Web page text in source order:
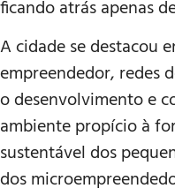
ficando atrás apenas
A cidade se destacou
empreendedor, redes
o desenvolvimento e
ambiente propício à
sustentável dos
dos